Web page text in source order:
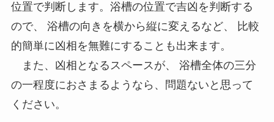
位置で判断します。浴槽の位置で吉凶を判断する
ので、 浴槽の向きを横から縦に変えるなど、 比較
的簡単に凶相を無難にすることも出来ます。
また、凶相となるスペースが、 浴槽全体の三分
の一程度におさまるようなら、問題ないと思って
ください。